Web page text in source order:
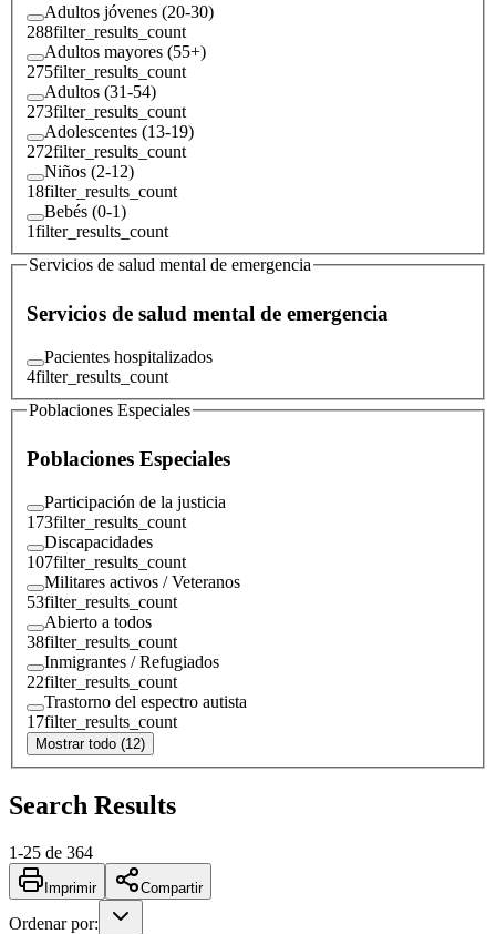
Adultos jóvenes (20-30)
288filter_results_count
Adultos mayores (55+)
275filter_results_count
Adultos (31-54)
273filter_results_count
Adolescentes (13-19)
272filter_results_count
Niños (2-12)
18filter_results_count
Bebés (0-1)
1filter_results_count
Servicios de salud mental de emergencia
Servicios de salud mental de emergencia
Pacientes hospitalizados
4filter_results_count
Poblaciones Especiales
Poblaciones Especiales
Participación de la justicia
173filter_results_count
Discapacidades
107filter_results_count
Militares activos / Veteranos
53filter_results_count
Abierto a todos
38filter_results_count
Inmigrantes / Refugiados
22filter_results_count
Trastorno del espectro autista
17filter_results_count
Mostrar todo (12)
Search Results
1-25 de 364
Imprimir Compartir
Ordenar por: